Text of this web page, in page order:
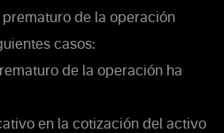
de la operación
casos:
de la operación ha
en la cotización del activo